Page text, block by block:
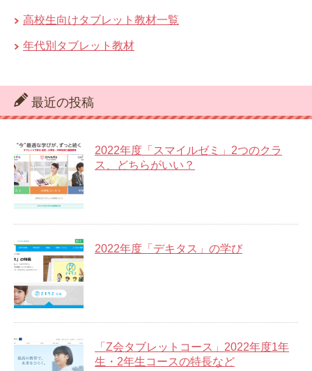
高校生向けタブレット教材一覧
年代別タブレット教材
最近の投稿
2022年度「スマイルゼミ」2つのクラ
ス、どちらがいい？
2022年度「デキタス」の学び
「Z会タブレットコース」2022年度1年
生・2年生コースの特長など